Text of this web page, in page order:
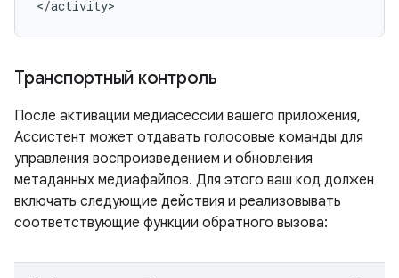
Транспортный контроль
После активации медиасессии вашего приложения,
Ассистент может отдавать голосовые команды для
управления воспроизведением и обновления
метаданных медиафайлов. Для этого ваш код должен
включать следующие действия и реализовывать
соответствующие функции обратного вызова: